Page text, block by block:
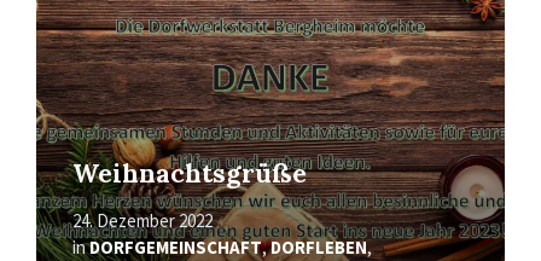
Weihnachtsgrüße
24. Dezember 2022
inDORFGEMEINSCHAFT,DORFLEBEN,